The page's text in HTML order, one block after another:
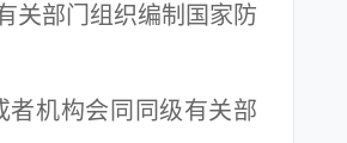
部门组织编制国家防
机构会同同级有关部